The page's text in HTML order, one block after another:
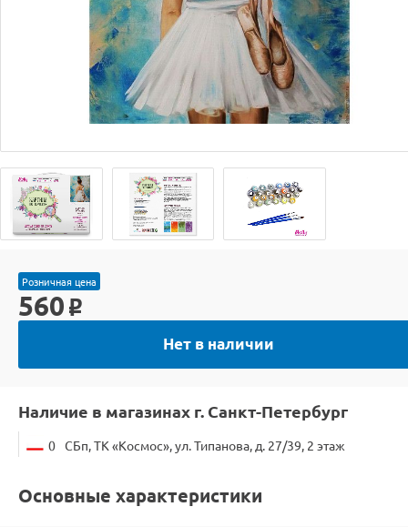
Розничная цена
560 o
Нет в наличии
Наличие в магазинах г. Санкт-Петербург
0 СБп, ТК «Космос», ул. Типанова, д. 27/39, 2 этаж
Основные характеристики